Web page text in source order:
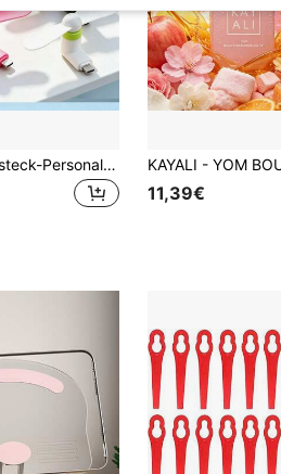
Mini Type-C Einsteck-Personalventilator, tragbarer Handventilator mit Desktop-Clip-Funktion, ultraleiser kleiner Kühlventilator kompatibel mit Type-C Mobilgeräten, Powerbanks, Laptops und Ladegeräten, leichter geräuscharmer Kühler geeignet für Büro, Wohnheim, Reisen, Camping und Outdoor-Aktivitäten, perfekter kompakter Geschenkventilator
11,39€